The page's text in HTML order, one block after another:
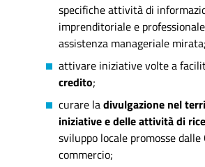
specifiche attività di
imprenditoriale e
assistenza manageriale mirata;
attivare iniziative volte a
credito;
curare ladivulgazione nel
iniziative e delle attività di
sviluppo locale promosse dalle
commercio;